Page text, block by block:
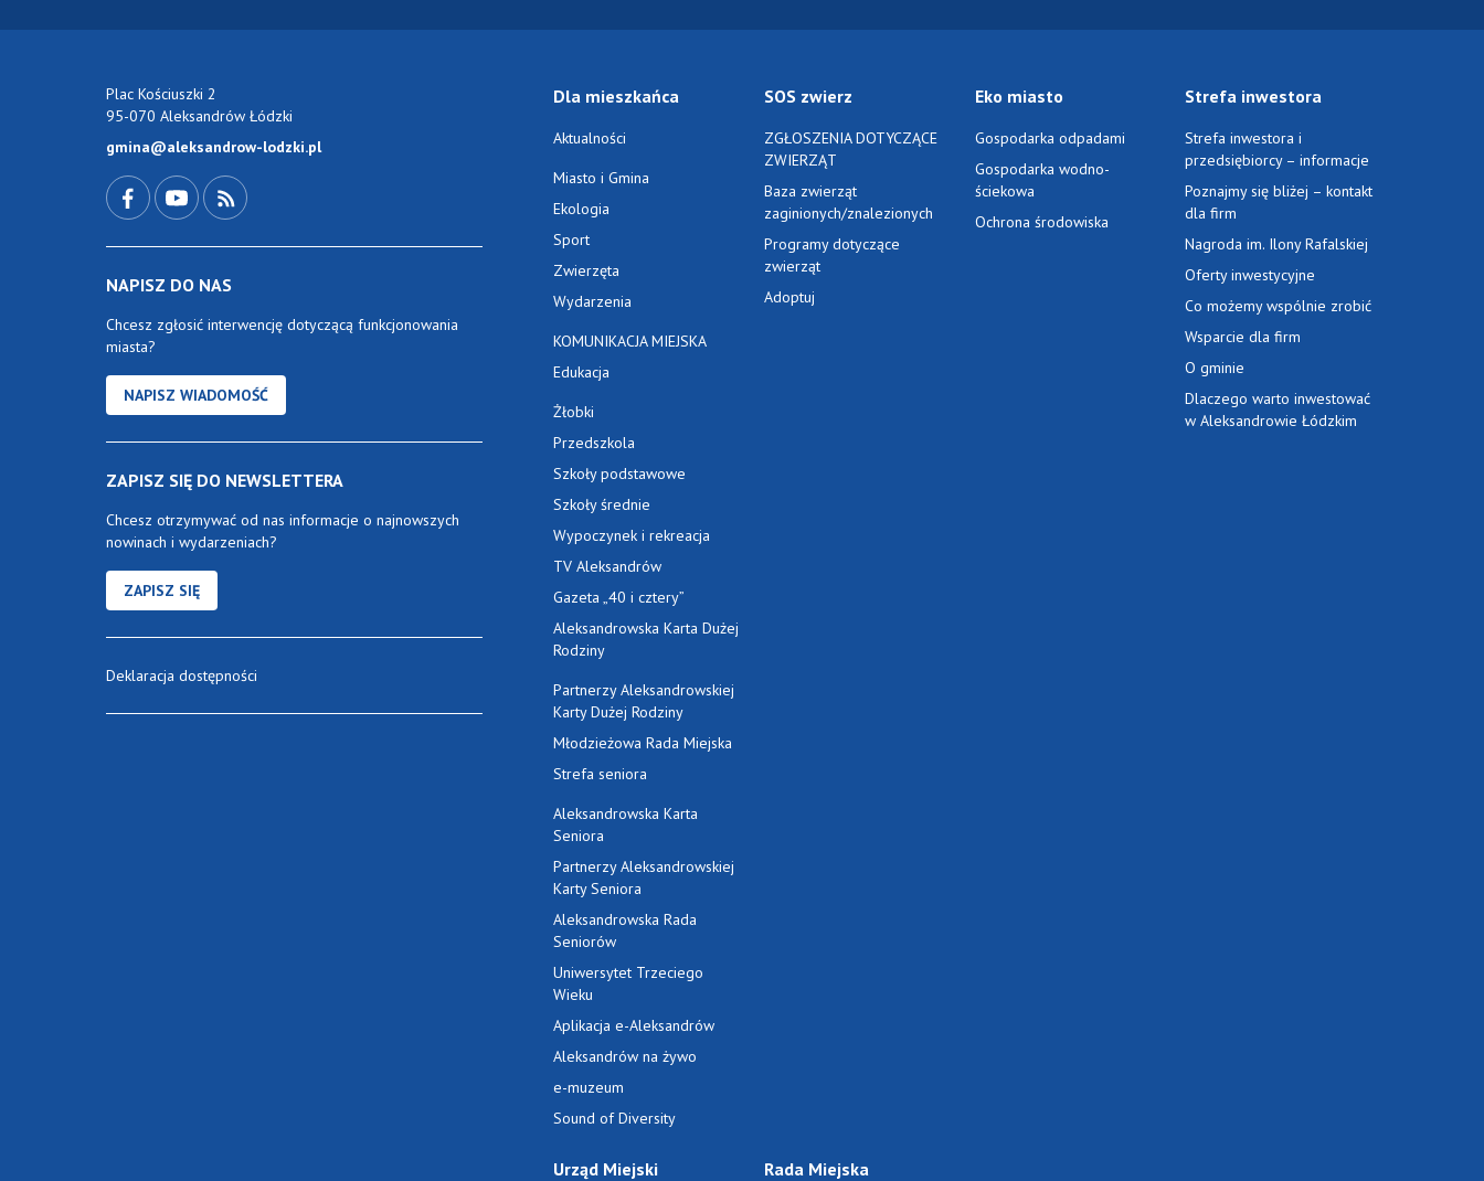
Plac Kościuszki 2
95-070 Aleksandrów Łódzki
gmina@aleksandrow-lodzki.pl
NAPISZ DO NAS
Chcesz zgłosić interwencję dotyczącą funkcjonowania
miasta?
NAPISZ WIADOMOŚĆ
ZAPISZ SIĘ DO NEWSLETTERA
Chcesz otrzymywać od nas informacje o najnowszych
nowinach i wydarzeniach?
ZAPISZ SIĘ
Deklaracja dostępności
Dla mieszkańca
Aktualności
Miasto i Gmina
Ekologia
Sport
Zwierzęta
Wydarzenia
KOMUNIKACJA MIEJSKA
Edukacja
Żłobki
Przedszkola
Szkoły podstawowe
Szkoły średnie
Wypoczynek i rekreacja
TV Aleksandrów
Gazeta „40 i cztery”
Aleksandrowska Karta Dużej
Rodziny
Partnerzy Aleksandrowskiej
Karty Dużej Rodziny
Młodzieżowa Rada Miejska
Strefa seniora
Aleksandrowska Karta
Seniora
Partnerzy Aleksandrowskiej
Karty Seniora
Aleksandrowska Rada
Seniorów
Uniwersytet Trzeciego
Wieku
Aplikacja e-Aleksandrów
Aleksandrów na żywo
e-muzeum
Sound of Diversity
SOS zwierz
ZGŁOSZENIA DOTYCZĄCE
ZWIERZĄT
Baza zwierząt
zaginionych/znalezionych
Programy dotyczące
zwierząt
Adoptuj
Eko miasto
Gospodarka odpadami
Gospodarka wodno-
ściekowa
Ochrona środowiska
Strefa inwestora
Strefa inwestora i
przedsiębiorcy – informacje
Poznajmy się bliżej – kontakt
dla firm
Nagroda im. Ilony Rafalskiej
Oferty inwestycyjne
Co możemy wspólnie zrobić
Wsparcie dla firm
O gminie
Dlaczego warto inwestować
w Aleksandrowie Łódzkim
Urząd Miejski Rada Miejska